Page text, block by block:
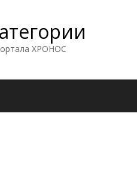
ХРОНОС